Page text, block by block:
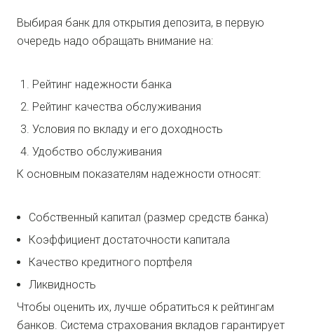
Выбирая банк для открытия депозита, в первую
очередь надо обращать внимание на:
Рейтинг надежности банка
Рейтинг качества обслуживания
Условия по вкладу и его доходность
Удобство обслуживания
К основным показателям надежности относят:
Собственный капитал (размер средств банка)
Коэффициент достаточности капитала
Качество кредитного портфеля
Ликвидность
Чтобы оценить их, лучше обратиться к рейтингам
банков. Система страхования вкладов гарантирует